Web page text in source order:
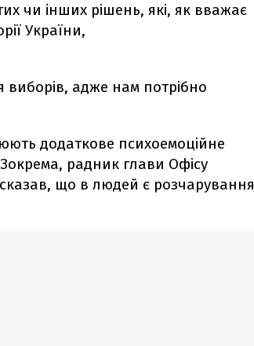
чи інших рішень, які, як вважає
України,
виборів, адже нам потрібно
додаткове психоемоційне
радник глави Офісу
що в людей є розчарування